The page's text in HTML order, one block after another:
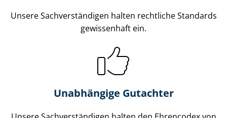
Unsere Sach­ver­stän­di­gen halten rechtliche Standards
gewissenhaft ein.
Unabhängige Gutachter